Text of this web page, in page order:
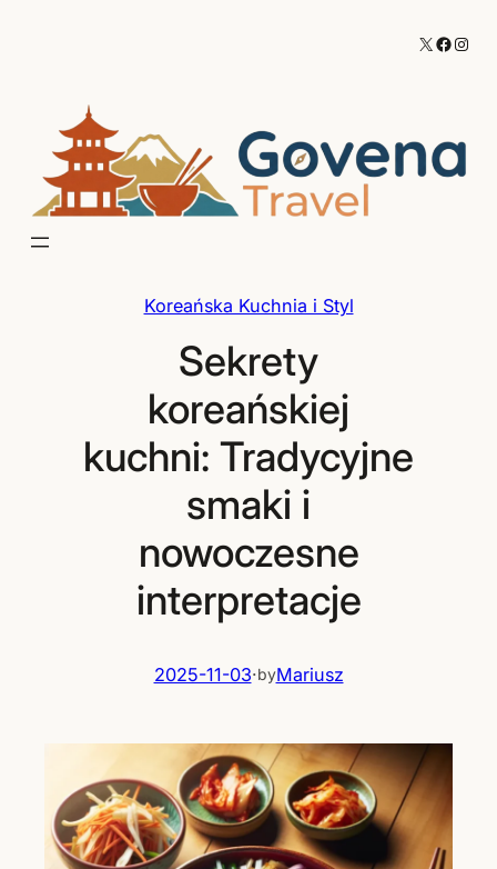
X
Koreańska Kuchnia i Styl
Sekrety
koreańskiej
kuchni: Tradycyjne
smaki i
nowoczesne
interpretacje
2025-11-03·byMariusz